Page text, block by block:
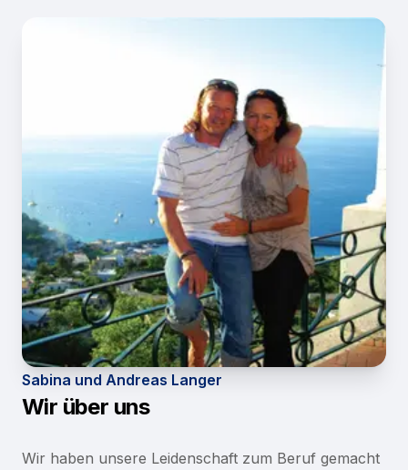
Sabina und Andreas Langer
Wir über uns
Wir haben unsere Leidenschaft zum Beruf gemacht